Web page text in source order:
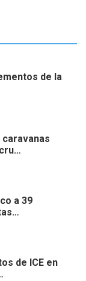
de la
a 39
de ICE en